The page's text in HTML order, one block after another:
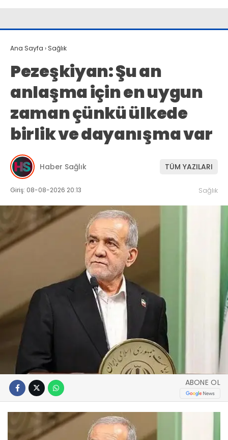
Ana Sayfa › Sağlık
Pezeşkiyan: Şu an
anlaşma için en uygun
zaman çünkü ülkede
birlik ve dayanışma var
Haber Sağlık TÜM YAZILARI
Giriş: 08-08-2026 20:13 Sağlık
ABONE OL